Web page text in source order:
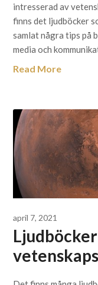
intresserad av
finns det ljudböcker
samlat några tips på
media och
Read More
april 7, 2021